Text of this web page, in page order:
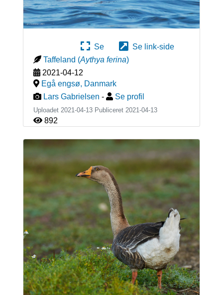
Se
Se link-side
Taffeland (Aythya ferina)
2021-04-12
Egå engsø, Danmark
Lars Gabrielsen - Se profil
Uploadet 2021-04-13 Publiceret 2021-04-13
892